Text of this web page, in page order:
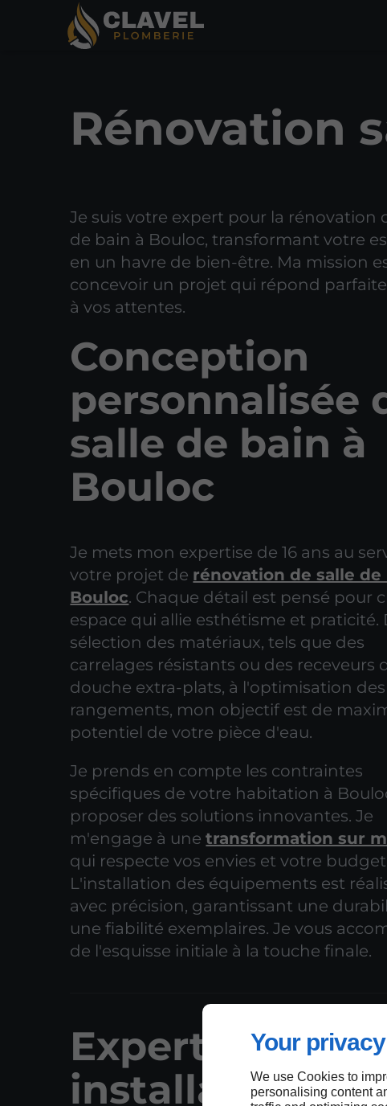
Your
We use Cookies to
personalising content
Rénovation
Je suis votre expert pour la rénovation
de bain à Bouloc, transformant votre
en un havre de bien-être. Ma mission
concevoir un projet qui répond
à vos attentes.
Conception
personnalisée
salle de bain à
Bouloc
Je mets mon expertise de 16 ans au
votre projet de rénovation de salle de
Bouloc. Chaque détail est pensé pour
espace qui allie esthétisme et praticité.
sélection des matériaux, tels que des
carrelages résistants ou des receveurs
douche extra-plats, à l'optimisation des
rangements, mon objectif est de
potentiel de votre pièce d'eau.
Je prends en compte les contraintes
spécifiques de votre habitation à
proposer des solutions innovantes. Je
m'engage à unetransformation sur
qui respecte vos envies et votre
L'installation des équipements est
avec précision, garantissant une
une fiabilité exemplaires. Je vous
de l'esquisse initiale à la touche finale.
Expertise en
installation